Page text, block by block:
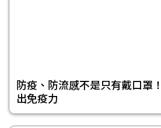
防疫、防流感不是只有戴口罩
出免疫力